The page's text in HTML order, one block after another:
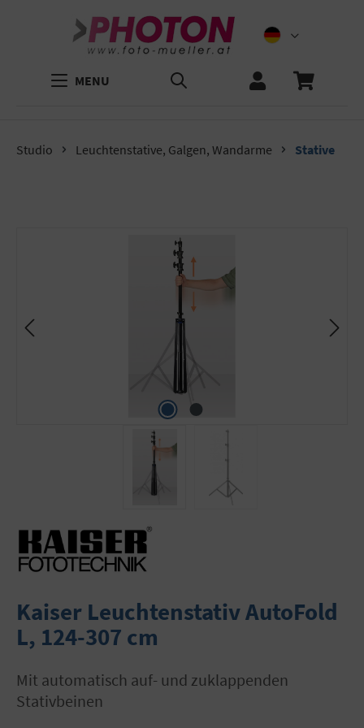
MENU
Studio Leuchtenstative, Galgen, Wandarme Stative
Kaiser Leuchtenstativ AutoFold
L, 124-307 cm
mit automatisch auf- und zuklappenden
Stativbeinen